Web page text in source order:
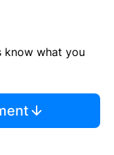
know what you